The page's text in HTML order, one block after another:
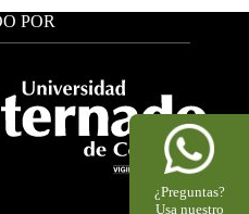
POR
¿Preguntas?
Usa nuestro